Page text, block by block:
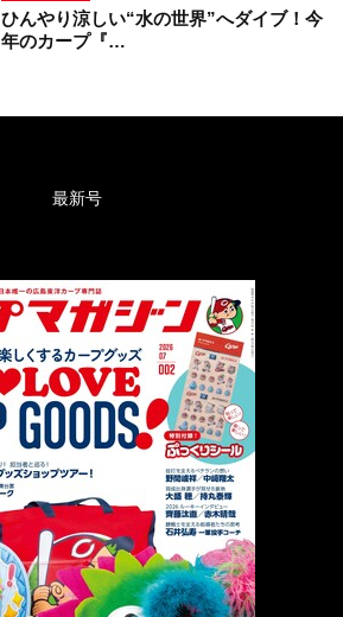
ひんやり涼しい“水の世界”へダイブ！今
年のカープ『…
最新号